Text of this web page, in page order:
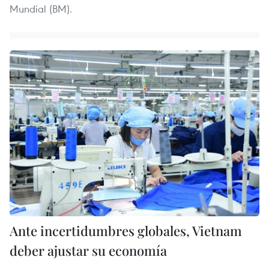
Mundial (BM).
Ante incertidumbres globales, Vietnam
deber ajustar su economía